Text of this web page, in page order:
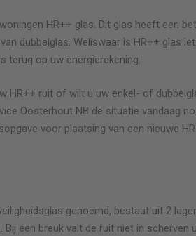
HR++ glas. Dit glas heeft een
dubbelglas. Weliswaar is HR++ glas
terug op uw energierekening.
HR++ ruit of wilt u uw enkel- of
Oosterhout NB de situatie vandaag
voor plaatsing van een nieuwe
genoemd, bestaat uit 2
een breuk valt de ruit niet in scherven
in halfrond stalraampje